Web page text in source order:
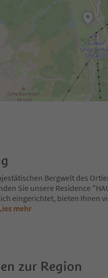
Bergwelt des
Sie unsere Residence
eingerichtet, bieten Ihnen
mehr
zur Region